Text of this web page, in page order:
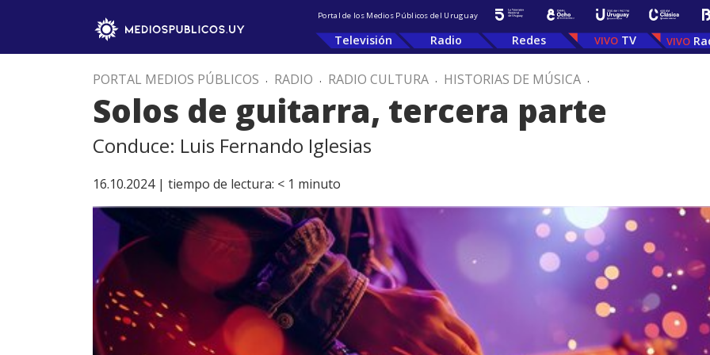
Portal de los Medios Públicos del Uruguay
Televisión Radio Redes TV
PORTAL MEDIOS PÚBLICOS . RADIO . RADIO CULTURA . HISTORIAS DE MÚSICA .
Solos de guitarra, tercera parte
Conduce: Luis Fernando Iglesias
16.10.2024 | tiempo de lectura: < 1 minuto